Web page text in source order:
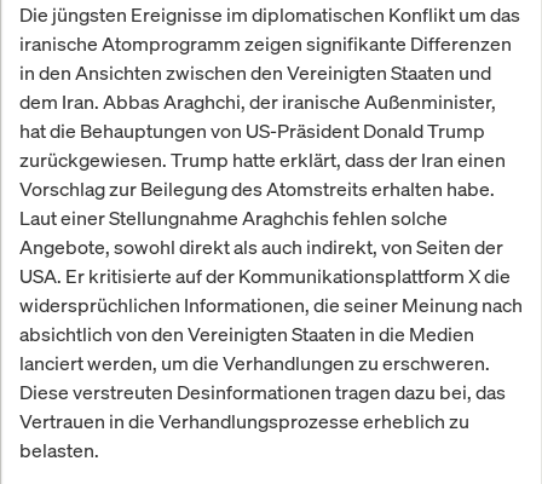
Die jüngsten Ereignisse im diplomatischen Konflikt um das
iranische Atomprogramm zeigen signifikante Differenzen
in den Ansichten zwischen den Vereinigten Staaten und
dem Iran. Abbas Araghchi, der iranische Außenminister,
hat die Behauptungen von US-Präsident Donald Trump
zurückgewiesen. Trump hatte erklärt, dass der Iran einen
Vorschlag zur Beilegung des Atomstreits erhalten habe.
Laut einer Stellungnahme Araghchis fehlen solche
Angebote, sowohl direkt als auch indirekt, von Seiten der
USA. Er kritisierte auf der Kommunikationsplattform X die
widersprüchlichen Informationen, die seiner Meinung nach
absichtlich von den Vereinigten Staaten in die Medien
lanciert werden, um die Verhandlungen zu erschweren.
Diese verstreuten Desinformationen tragen dazu bei, das
Vertrauen in die Verhandlungsprozesse erheblich zu
belasten.